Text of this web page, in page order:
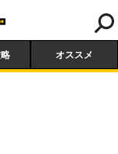
オススメ